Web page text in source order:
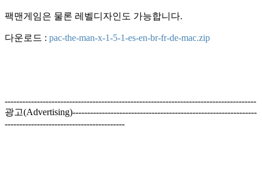
팩맨게임은 물론 레벨디자인도 가능합니다.
다운로드 : pac-the-man-x-1-5-1-es-en-br-fr-de-mac.zip
--------------------------------------------------------------------------------------
광고(Advertising)---------------------------------------------------------------
-----------------------------------------